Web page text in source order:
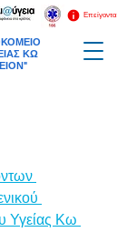
ΚΩ
Επείγοντα
Υγείας Κω